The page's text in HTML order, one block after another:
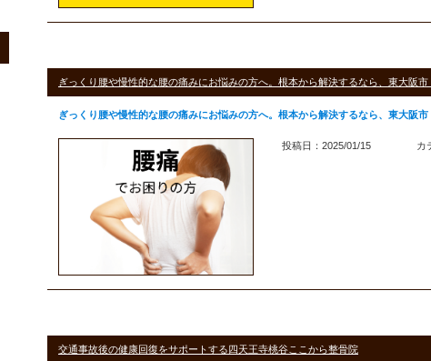
ぎっくり腰や慢性的な腰の痛みにお悩みの方へ。根本から解決するなら、東大阪
ぎっくり腰や慢性的な腰の痛みにお悩みの方へ。根本から解決するなら、東大阪
投稿日：2025/01/15 カ
交通事故後の健康回復をサポートする四天王寺桃谷ここから整骨院